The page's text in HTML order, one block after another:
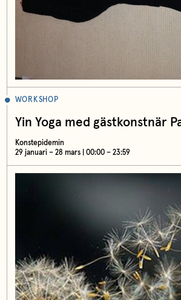
WORKSHOP
Yin Yoga med gästkonstnär
Konstepidemin
29 januari – 28 mars | 00:00 – 23:59